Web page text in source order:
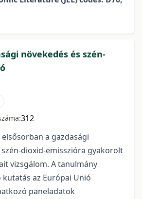
növekedés és szén-
312
a gazdasági
dioxid-emisszióra gyakorolt
vizsgálom. A tanulmány
az Európai Unió
paneladatok